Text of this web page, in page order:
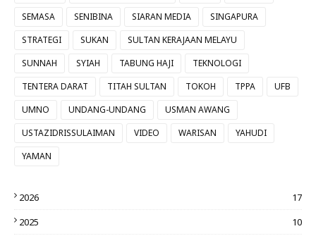
SEMASA
SENIBINA SIARAN MEDIA
SINGAPURA
STRATEGI
SUKAN
SULTAN KERAJAAN MELAYU
SUNNAH
SYIAH TABUNG HAJI
TEKNOLOGI
TENTERA DARAT
TITAH SULTAN TOKOH TPPA
UFB
UMNO
UNDANG-UNDANG
USMAN AWANG
USTAZIDRISSULAIMAN
VIDEO WARISAN
YAHUDI
YAMAN
2026
17
2025
10